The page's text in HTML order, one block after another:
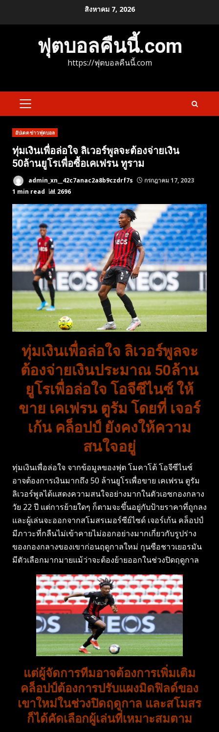
สิงหาคม 7, 2026
ฟุตบอลคืนนี้.com
https://ฟุตบอลคืนนี้.com
PRIMARY
อัปเดตข่าวฟุตบอล
ทุ่มเงินเพื่อล่อใจ ลิเวอร์พูลจะต้องจ่ายเงิน
50ล้านยูโรเพื่อซื้อเคเฟรน ทูราม
admin_xn__42c7anac2a8b9czdrf7s
กรกฎาคม 17, 2023
1 min read
2696
ทุ่มเงินเพื่อล่อใจ ลิเวอร์พูลจะ
ต้องจ่ายเงินประมาณ 50ล้าน
ยูโรเพื่อล่อใจ โอจีซีไนซ์ ให้
ขาย เคเฟรน ตูรัม โดยที่ เจอร์
เก้น คล็อปป์ ยังคงให้ความ
สนใจอยู่
ทุ่มเงินเพื่อล่อใจ จากข้อมูลของฟุต โมคาโต้ โอจีซีไนซ์
อาจต้องการเงินมากถึง 50 ล้านยูโรเพื่อขาย เคเฟรน ตูรัม
ลิเวอร์พูลได้แสดงความสนใจอย่างมากในตัวเอซกองกลาง
วัย 22 ปี แต่การย้ายใดๆ ก็ตามจะขึ้นอยู่กับป้ายราคาที่ถูกลง
และผู้เล่นจะออกจากสโมสรเมอร์ซีย์ไซด์ เจอร์เก้น คล็อปป์
มีภาวะที่กลืนไม่เข้าคายไม่ออกอย่างมากเกี่ยวกับรูปร่าง
ของกองกลางของเขาก่อนฤดูกาลใหม่ กุนซือชาวเยอรมัน
มีตัวเลือกมากมายแม้ว่าจะต้องย้ายออกในช่วงปิดฤดูกาล
แต่ผู้จัดการทีมอาจต้องการเพิ่มเติม
คล็อปป์ต้องการปรับแผงมิดฟิลด์ของ
เขาใหม่ในช่วงปิดฤดูกาล และสโมสร
ก็ได้คัดเลือกผู้เล่นที่เหมาะสมตาม